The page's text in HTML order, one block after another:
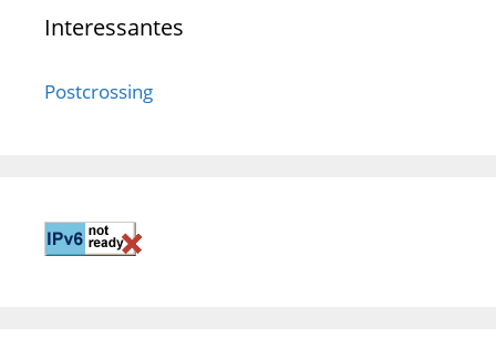
Interessantes
Postcrossing